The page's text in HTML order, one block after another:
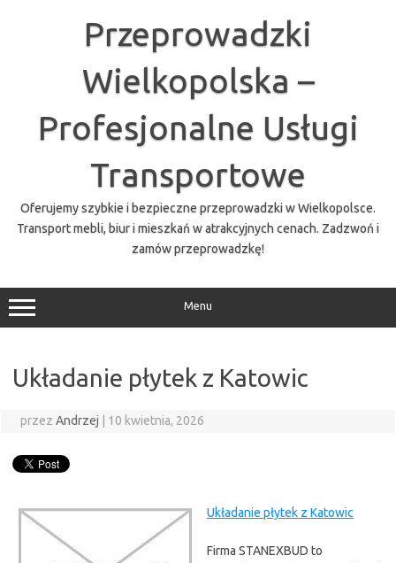
Przeprowadzki
Wielkopolska –
Profesjonalne Usługi
Transportowe
Oferujemy szybkie i bezpieczne przeprowadzki w Wielkopolsce.
Transport mebli, biur i mieszkań w atrakcyjnych cenach. Zadzwoń i
zamów przeprowadzkę!
Menu
Układanie płytek z Katowic
przez Andrzej 10 kwietnia, 2026
Układanie płytek z Katowic
Firma STANEXBUD to